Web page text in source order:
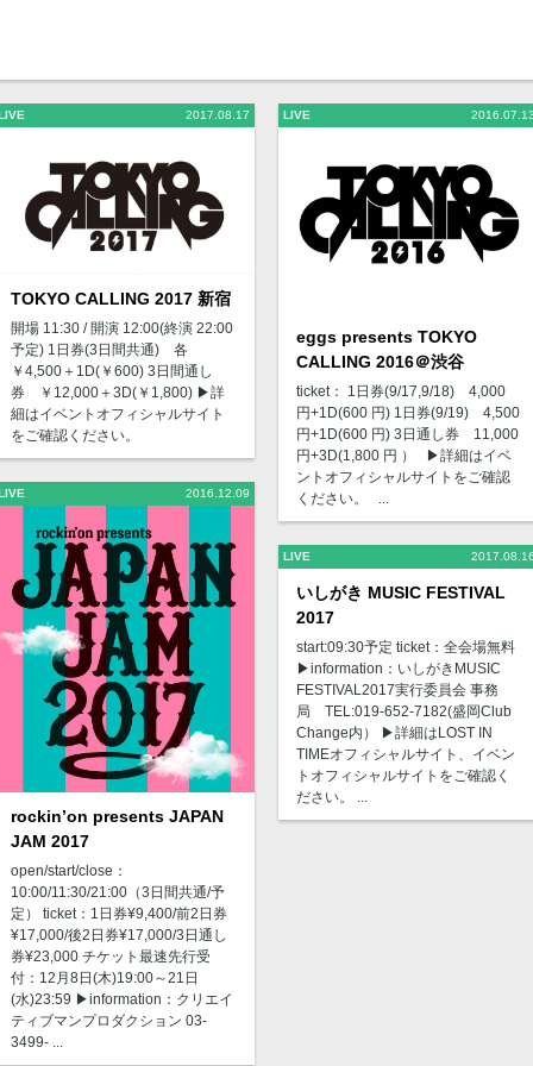
2017.08.17
TOKYO CALLING 2017 新宿
開場 11:30 / 開演 12:00(終演 22:00
予定) 1日券(3日間共通) 各
￥4,500＋1D(￥600) 3日間通し
券 ￥12,000＋3D(￥1,800) ▶︎詳
細はイベントオフィシャルサイト
をご確認ください。
2016.12.09
rockin’on presents JAPAN
JAM 2017
open/start/close：
10:00/11:30/21:00（3日間共通/予
定） ticket：1日券¥9,400/前2日券
¥17,000/後2日券¥17,000/3日通し
券¥23,000 チケット最速先行受
付：12月8日(木)19:00～21日
(水)23:59 ▶︎information：クリエイ
ティブマンプロダクション 03-
3499- ...
LIVE
eggs presents TOKYO
CALLING 2016＠渋谷
ticket： 1日券(9/17,9/18) 4,000
円+1D(600 円) 1日券(9/19) 4,500
円+1D(600 円) 3日通し券 11,000
円+3D(1,800 円 ） ▶︎詳細はイベ
ントオフィシャルサイトをご確認
ください。 ...
LIVE
いしがき MUSIC FESTIVAL
2017
start:09:30予定 ticket：全会場無料
▶︎information：いしがきMUSIC
FESTIVAL2017実行委員会 事務
局 TEL:019-652-7182(盛岡Club
Change内） ▶︎詳細はLOST IN
TIMEオフィシャルサイト、イベン
トオフィシャルサイトをご確認く
ださい。 ...